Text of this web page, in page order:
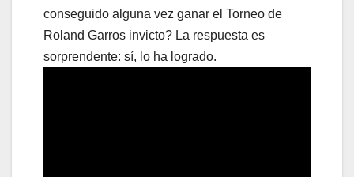
conseguido alguna vez ganar el Torneo de
Roland Garros invicto? La respuesta es
sorprendente: sí, lo ha logrado.